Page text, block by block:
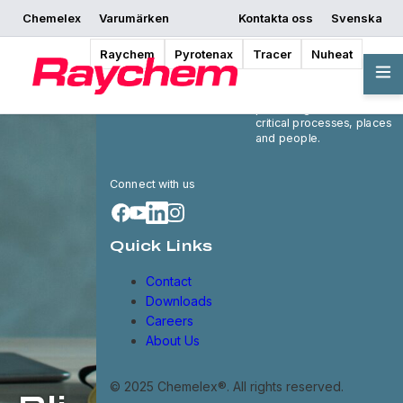
Chemelex Varumärken
Raychem Pyrotenax Tracer Nuheat
Kontakta oss Svenska
leader in electric thermal
and sensing solutions,
critical processes, places
and people.
Connect with us
Quick Links
Contact
Downloads
Careers
About Us
© 2025 Chemelex®. All rights reserved.